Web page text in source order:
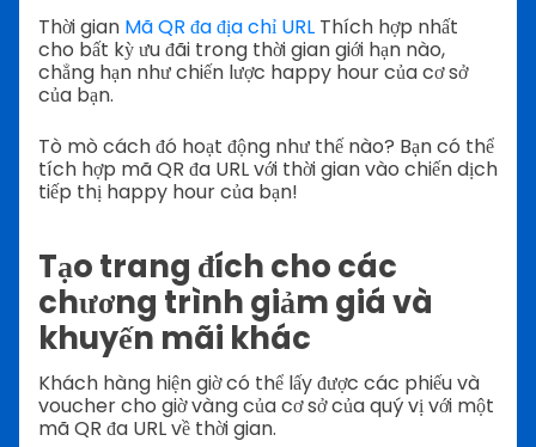
Thời gian Mã QR đa địa chỉ URL Thích hợp nhất
cho bất kỳ ưu đãi trong thời gian giới hạn nào,
chẳng hạn như chiến lược happy hour của cơ sở
của bạn.
Tò mò cách đó hoạt động như thế nào? Bạn có thể
tích hợp mã QR đa URL với thời gian vào chiến dịch
tiếp thị happy hour của bạn!
Tạo trang đích cho các
chương trình giảm giá và
khuyến mãi khác
Khách hàng hiện giờ có thể lấy được các phiếu và
voucher cho giờ vàng của cơ sở của quý vị với một
mã QR đa URL về thời gian.